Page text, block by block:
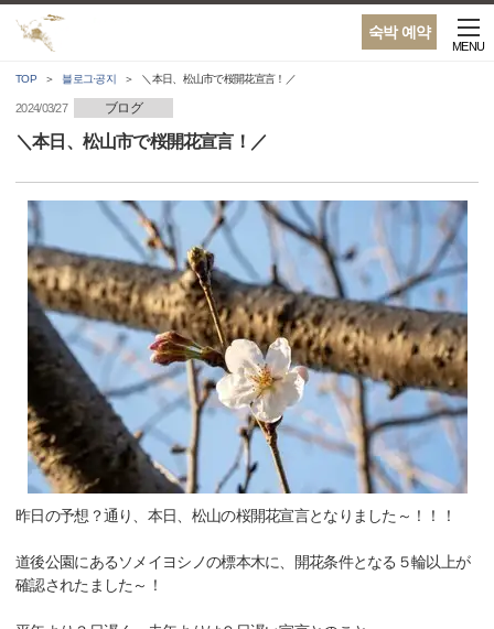
숙박 예약
MENU
TOP 블로그·공지 ＼本日、松山市で桜開花宣言！／
2024/03/27 ブログ
＼本日、松山市で桜開花宣言！／
昨日の予想？通り、本日、松山の桜開花宣言となりました～！！！
道後公園にあるソメイヨシノの標本木に、開花条件となる５輪以上が
確認されたました～！